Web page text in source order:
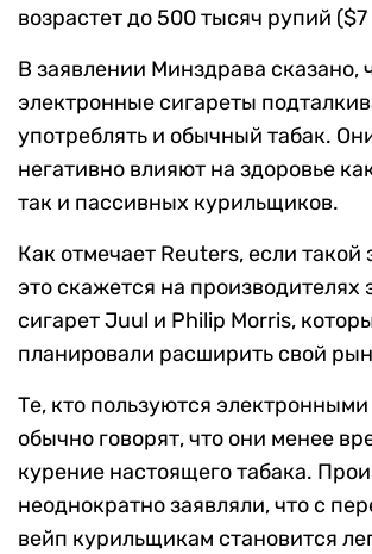
возрастет до 500 тысяч рупий
В заявлении Минздрава сказано,
электронные сигареты
употреблять и обычный табак.
негативно влияют на здоровье
так и пассивных курильщиков.
Как отмечает Reuters, если такой
это скажется на производителях
сигарет Juul и Philip Morris,
планировали расширить свой
Те, кто пользуются
обычно говорят, что они менее
курение настоящего табака.
неоднократно заявляли, что с
вейп курильщикам становится